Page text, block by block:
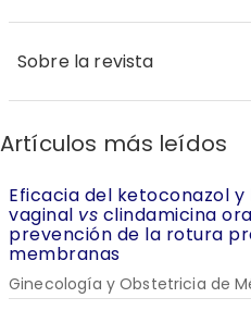
Sobre la revista
Artículos más leídos
Eficacia del ketoconazol
vaginal vs clindamicina
prevención de la rotura
membranas
Ginecología y Obstetricia de